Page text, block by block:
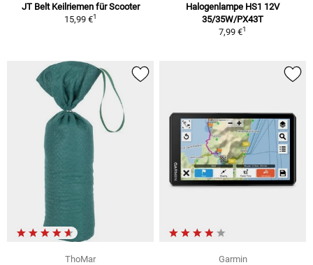
JT Belt Keilriemen für Scooter
15,99 €1
Halogenlampe HS1 12V
35/35W/PX43T
7,99 €1
ThoMar
Garmin